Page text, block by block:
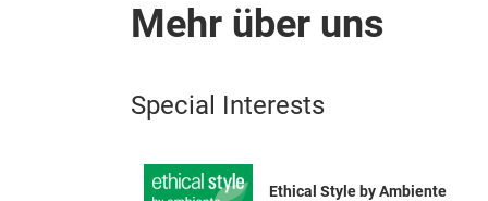
Mehr über uns
Special Interests
Ethical Style by Ambiente